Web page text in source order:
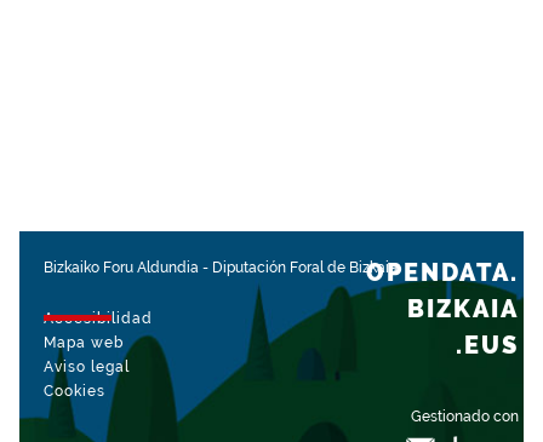
Bizkaiko Foru Aldundia - Diputación Foral de Bizkaia
Accesibilidad
Mapa web
Aviso legal
Cookies
Gestionado con
OPENDATA.
BIZKAIA
.EUS